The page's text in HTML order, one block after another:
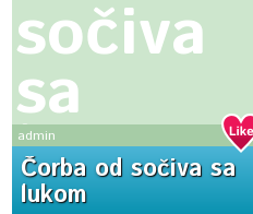
sočiva
sa
lukom
admin
Čorba od sočiva sa
lukom